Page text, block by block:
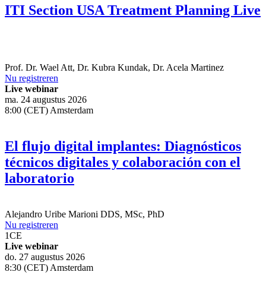
ITI Section USA Treatment Planning Live
Prof. Dr. Wael Att, Dr. Kubra Kundak, Dr. Acela Martinez
Nu registreren
Live webinar
ma. 24 augustus 2026
8:00 (CET) Amsterdam
El flujo digital implantes: Diagnósticos
técnicos digitales y colaboración con el
laboratorio
Alejandro Uribe Marioni DDS, MSc, PhD
Nu registreren
1CE
Live webinar
do. 27 augustus 2026
8:30 (CET) Amsterdam